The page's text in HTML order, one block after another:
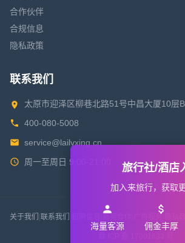
合作伙伴
合规信息
隐私政策
联系我们
太原市迎泽区柳巷北路51号中昌大厦10层
400-080-5008
service@lailvxing.cn
周一至周日 9:00-21:00
关于我们 联系我们
旅行社/酒店
加入来旅行，获取
海量客源 佣金丰厚